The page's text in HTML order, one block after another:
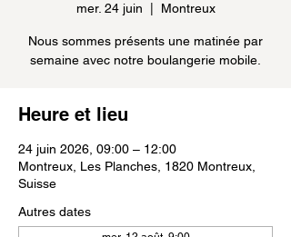
mer. 24 juin Montreux
Nous sommes présents une matinée par
semaine avec notre boulangerie mobile.
Heure et lieu
24 juin 2026, 09:00 – 12:00
Montreux, Les Planches, 1820 Montreux,
Suisse
Autres dates